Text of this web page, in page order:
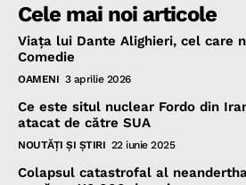
Cele mai noi articole
Viața lui Dante Alighieri, cel care
Comedie
OAMENI 3 aprilie 2026
Ce este situl nuclear Fordo din
atacat de către SUA
NOUTĂŢI ŞI ŞTIRI 22 iunie 2025
Colapsul catastrofal al